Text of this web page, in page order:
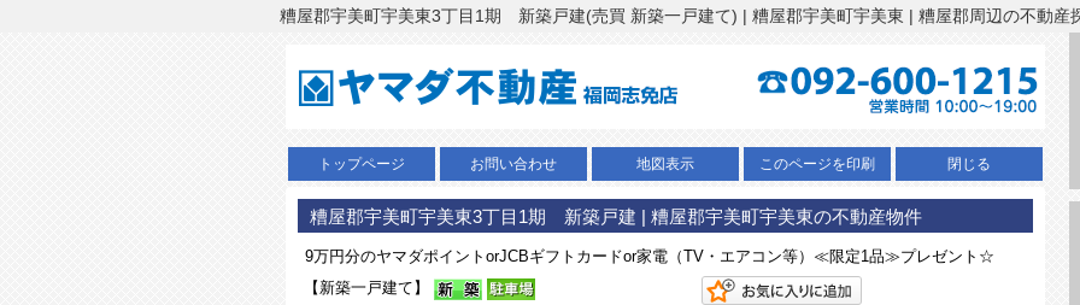
糟屋郡宇美町宇美東3丁目1期 新築戸建(売買 新築一戸建て) | 糟屋郡宇美町宇美東 | 糟屋郡周辺の不動産
トップページ お問い合わせ 地図表示 このページを印刷 閉じる
糟屋郡宇美町宇美東3丁目1期 新築戸建 | 糟屋郡宇美町宇美東の不動産物件
9万円分のヤマダポイントorJCBギフトカードor家電（TV・エアコン等）≪限定1品≫プレゼント☆
【新築一戸建て】